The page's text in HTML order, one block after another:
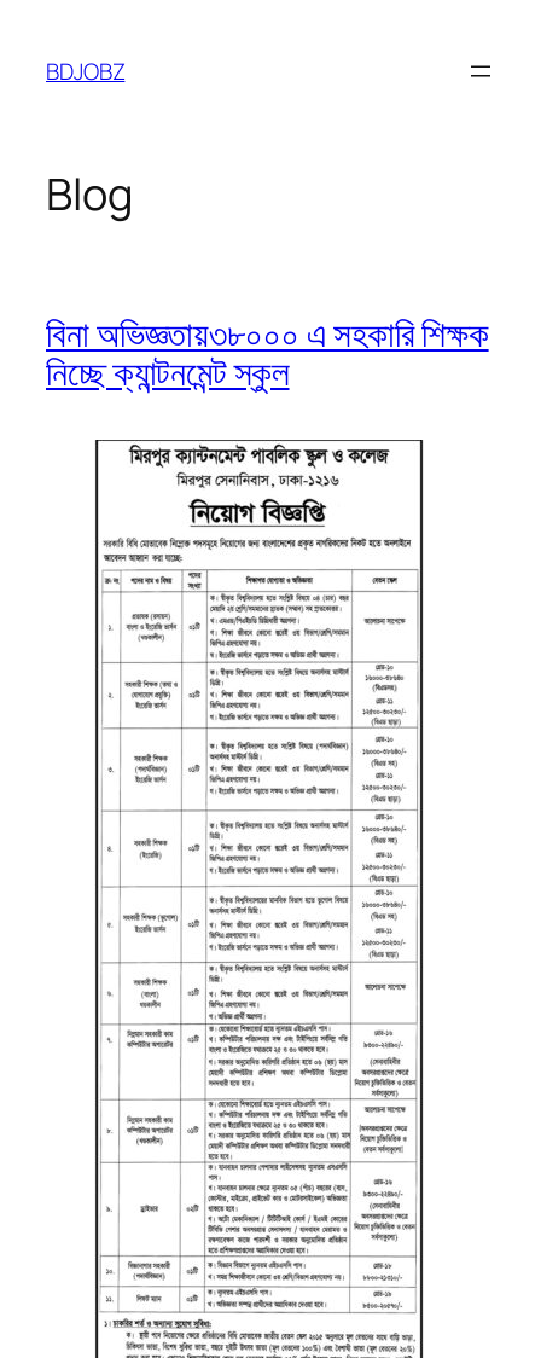
content
BDJOBZ
Blog
বিনা অভিজ্ঞতায়৩৮০০০ এ সহকারি শিক্ষক
নিচ্ছে ক্যান্টনমেন্ট স্কুল